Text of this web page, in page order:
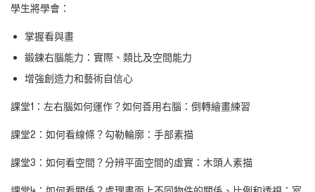
學生將學會：
掌握看與畫
鍛鍊右腦能力：實際、類比及空間能力
增強創造力和藝術自信心
課堂1：左右腦如何運作？如何善用右腦：倒轉繪畫練習
課堂2：如何看線條？勾勒輪廓：手部素描
課堂3：如何看空間？分辨平面空間的虛實：木頭人素描